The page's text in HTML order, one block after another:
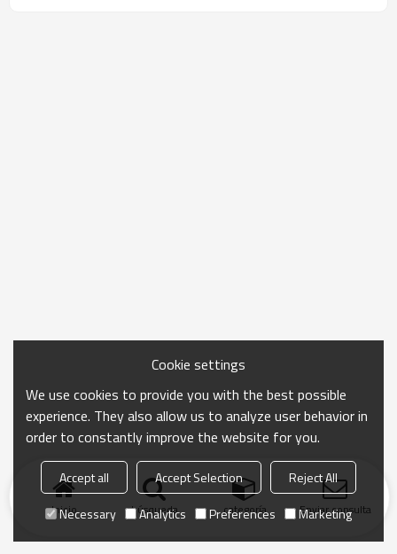
Inicio búsqueda categoría Enviar consulta
Cookie settings
We use cookies to provide you with the best possible
experience. They also allow us to analyze user behavior in
order to constantly improve the website for you.
Accept all Accept Selection
Reject All
Necessary
Analytics Preferences Marketing